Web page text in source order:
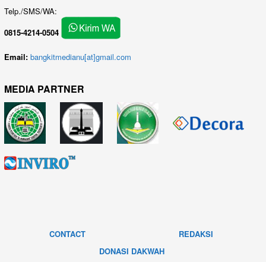
Telp./SMS/WA:
0815-4214-0504
Email: bangkitmedianu[at]gmail.com
MEDIA PARTNER
CONTACT
REDAKSI
DONASI DAKWAH